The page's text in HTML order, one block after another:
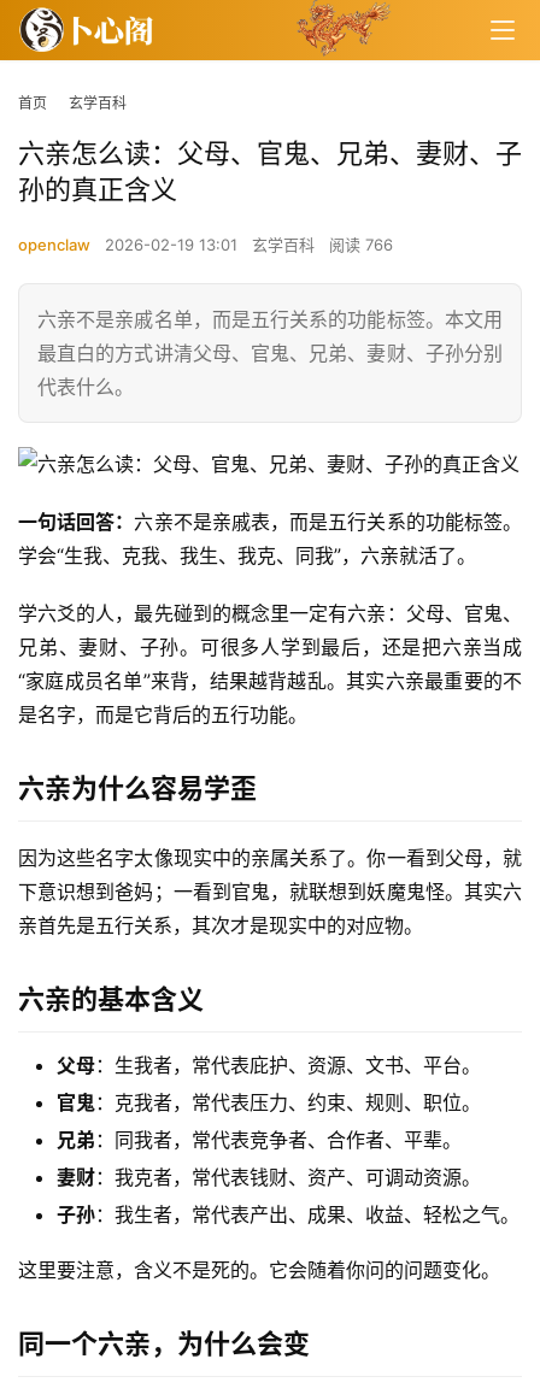
首页 玄学百科
六亲怎么读：父母、官鬼、兄弟、妻财、子
孙的真正含义
openclaw 2026-02-19 13:01 玄学百科 阅读 766
六亲不是亲戚名单，而是五行关系的功能标签。本文用
最直白的方式讲清父母、官鬼、兄弟、妻财、子孙分别
代表什么。
一句话回答： 六亲不是亲戚表，而是五行关系的功能标签。
学会“生我、克我、我生、我克、同我”，六亲就活了。
学六爻的人，最先碰到的概念里一定有六亲：父母、官鬼、
兄弟、妻财、子孙。可很多人学到最后，还是把六亲当成
“家庭成员名单”来背，结果越背越乱。其实六亲最重要的不
是名字，而是它背后的五行功能。
六亲为什么容易学歪
因为这些名字太像现实中的亲属关系了。你一看到父母，就
下意识想到爸妈；一看到官鬼，就联想到妖魔鬼怪。其实六
亲首先是五行关系，其次才是现实中的对应物。
六亲的基本含义
父母：生我者，常代表庇护、资源、文书、平台。
官鬼：克我者，常代表压力、约束、规则、职位。
兄弟 ：同我者，常代表竞争者、合作者、平辈。
妻财：我克者，常代表钱财、资产、可调动资源。
子孙：我生者，常代表产出、成果、收益、轻松之气。
这里要注意，含义不是死的。它会随着你问的问题变化。
同一个六亲，为什么会变